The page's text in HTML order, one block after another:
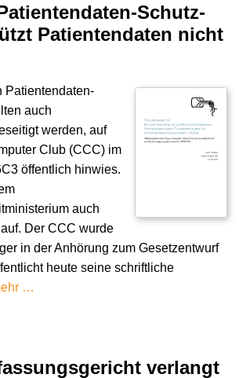
Schutz-
Patientendaten nicht
Patientendaten-
auch
werden, auf
Club (CCC) im
öffentlich hinwies.
auch
Der CCC wurde
in der Anhörung zum Gesetzentwurf
heute seine schriftliche
…
verlangt